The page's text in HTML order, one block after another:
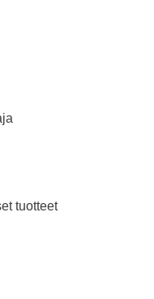
tuotteet